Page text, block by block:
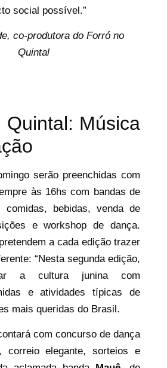
social possível.”
co-produtora do Forró no
Quintal
Quintal: Música
serão preenchidas com
às 16hs com bandas de
comidas, bebidas, venda de
e workshop de dança.
a cada edição trazer
“Nesta segunda edição,
a cultura junina com
e atividades típicas de
mais queridas do Brasil.
com concurso de dança
correio elegante, sorteios e